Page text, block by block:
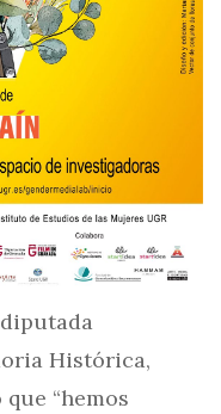
Histórica,
“hemos